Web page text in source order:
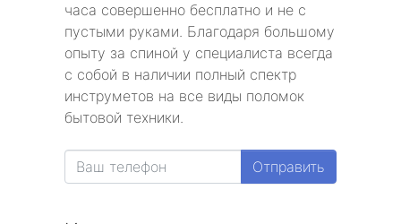
часа совершенно бесплатно и не с
пустыми руками. Благодаря большому
опыту за спиной у специалиста всегда
с собой в наличии полный спектр
инструметов на все виды поломок
бытовой техники.
Отправить